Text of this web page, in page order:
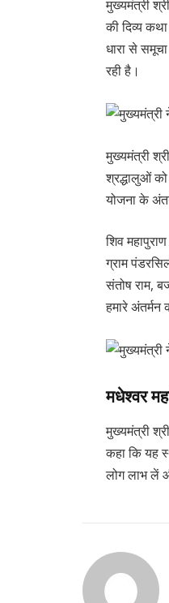
मुख्यमंत्री
की दिव्य
धारा से
रही है।
मुख्यमंत्री
श्रद्धालुओं को
योजना के
शिव
ग्राम
संतोष राम,
हमारे
मधेश्वर
मुख्यमंत्री
कहा कि यह
लोग लाभ लें